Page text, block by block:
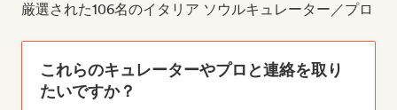
厳選された106名のイタリア ソウルキュレーター／プロ
これらのキュレーターやプロと連絡を取り
たいですか？